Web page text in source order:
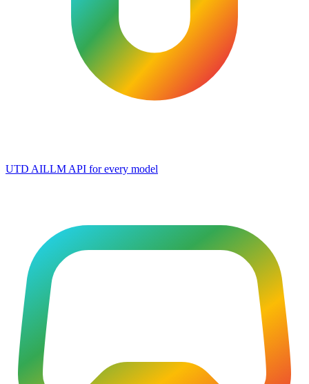
UTD AILLM API for every model